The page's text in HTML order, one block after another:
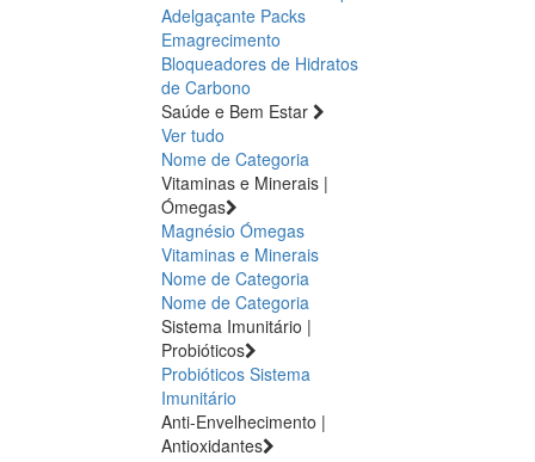
Adelgaçante Packs
Emagrecimento
Bloqueadores de Hidratos
de Carbono
Saúde e Bem Estar
Ver tudo
Nome de Categoria
Vitaminas e Minerais |
Ómegas
Magnésio Ómegas
Vitaminas e Minerais
Nome de Categoria
Nome de Categoria
Sistema Imunitário |
Probióticos
Probióticos Sistema
Imunitário
Anti-Envelhecimento |
Antioxidantes